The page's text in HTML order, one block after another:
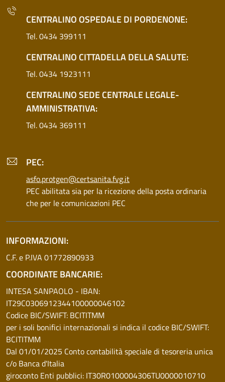
CENTRALINO OSPEDALE DI PORDENONE:
Tel. 0434 399111
CENTRALINO CITTADELLA DELLA SALUTE:
Tel. 0434 1923111
CENTRALINO SEDE CENTRALE LEGALE-
AMMINISTRATIVA:
Tel. 0434 369111
PEC:
asfo.protgen@certsanita.fvg.it
PEC abilitata sia per la ricezione della posta ordinaria
che per le comunicazioni PEC
INFORMAZIONI:
C.F. e P.IVA 01772890933
COORDINATE BANCARIE:
INTESA SANPAOLO - IBAN:
IT29C0306912344100000046102
Codice BIC/SWIFT: BCITITMM
per i soli bonifici internazionali si indica il codice BIC/SWIFT:
BCITITMM
Dal 01/01/2025 Conto contabilità speciale di tesoreria unica
c/o Banca d'Italia
giroconto Enti pubblici: IT30R0100004306TU0000010710